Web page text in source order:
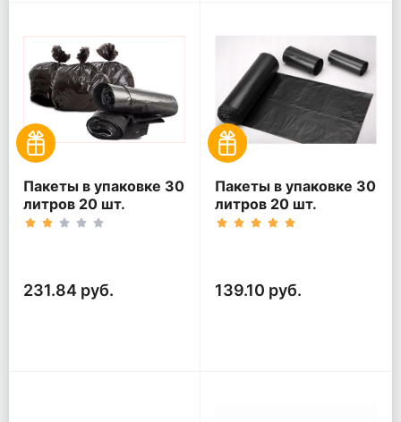
Пакеты в упаковке 30
литров 20 шт.
(20шт*5рул)
231.84 руб.
Пакеты в упаковке 30
литров 20 шт.
(20шт*3рул)
139.10 руб.